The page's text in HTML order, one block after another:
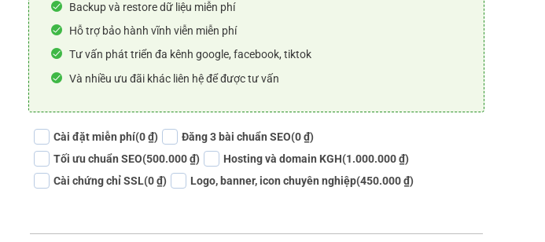
Backup và restore dữ liệu miễn phí
Hỗ trợ bảo hành vĩnh viễn miễn phí
Tư vấn phát triển đa kênh google, facebook, tiktok
Và nhiều ưu đãi khác liên hệ để được tư vấn
Cài đặt miễn phí(0 ₫) Đăng 3 bài chuẩn SEO(0 ₫)
Tối ưu chuẩn SEO(500.000 ₫) Hosting và domain KGH(1.000.000 ₫)
Cài chứng chỉ SSL(0 ₫) Logo, banner, icon chuyên nghiệp(450.000 ₫)